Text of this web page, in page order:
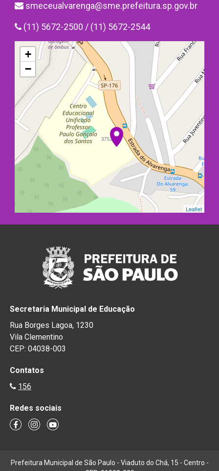
smeceualvarenga@sme.prefeitura.sp.gov.br
(11) 5672-2500 / (11) 5672-2544
+
−
Leaflet
Secretaria Municipal de Educação
Rua Borges Lagoa, 1230
Vila Clementino
CEP: 04038-003
Contatos
156
Redes sociais
Prefeitura Municipal de São Paulo - Viaduto do Chá, 15 - Centro -